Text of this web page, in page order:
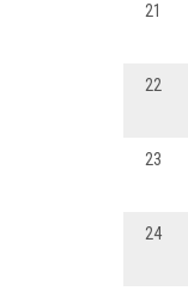
21
22
23
24